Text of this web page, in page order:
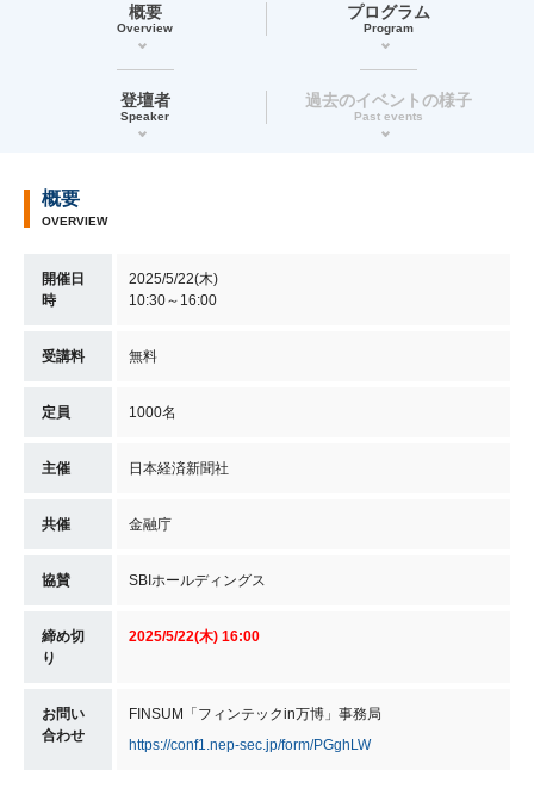
概要
Overview
プログラム
Program
登壇者
Speaker
過去のイベントの様子
Past events
概要
OVERVIEW
開催日
時
2025/5/22(木)
10:30～16:00
受講料 無料
定員 1000名
主催 日本経済新聞社
共催 金融庁
協賛 SBIホールディングス
締め切
り
2025/5/22(木) 16:00
お問い
合わせ
FINSUM「フィンテックin万博」事務局
https://conf1.nep-sec.jp/form/PGghLW